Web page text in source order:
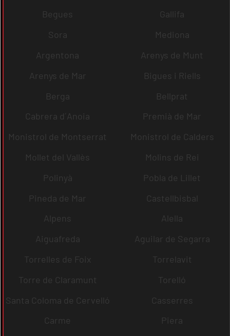
Begues
Gallifa
Sora
Mediona
Argentona
Arenys de Munt
Arenys de Mar
Bigues i Riells
Berga
Bellprat
Cabrera d´Anoia
Premià de Mar
Monistrol de Montserrat
Monistrol de Calders
Mollet del Vallès
Molins de Rei
Polinyà
Pobla de Lillet
Pineda de Mar
Castellbisbal
Alpens
Alella
Aiguafreda
Aguilar de Segarra
Torrelles de Foix
Torrelavit
Torre de Claramunt
Torelló
Santa Coloma de Cervelló
Casserres
Carme
Piera